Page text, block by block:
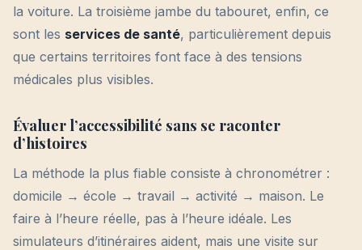
la voiture. La troisième jambe du tabouret, enfin, ce
sont les services de santé, particulièrement depuis
que certains territoires font face à des tensions
médicales plus visibles.
Évaluer l’accessibilité sans se raconter
d’histoires
La méthode la plus fiable consiste à chronométrer :
domicile → école → travail → activité → maison. Le
faire à l’heure réelle, pas à l’heure idéale. Les
simulateurs d’itinéraires aident, mais une visite sur